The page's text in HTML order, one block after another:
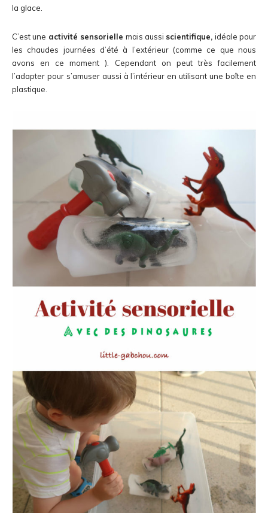
la glace.
C’est une activité sensorielle mais aussi scientifique, idéale pour
les chaudes journées d’été à l’extérieur (comme ce que nous
avons en ce moment ). Cependant on peut très facilement
l’adapter pour s’amuser aussi à l’intérieur en utilisant une boîte en
plastique.